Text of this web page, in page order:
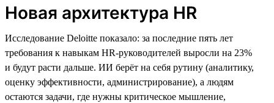
Новая архитектура HR
Исследование Deloitte показало: за последние пять лет
требования к навыкам HR-руководителей выросли на 23%
и будут расти дальше. ИИ берёт на себя рутину (аналитику,
оценку эффективности, администрирование), а людям
остаются задачи, где нужны критическое мышление,